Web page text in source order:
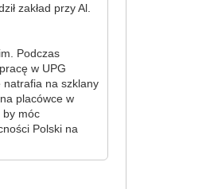
zakład przy Al.
Podczas
w UPG
natrafia na szklany
placówce w
by móc
Polski na